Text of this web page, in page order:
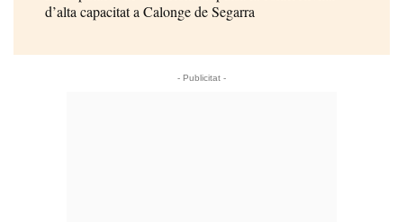
d’alta capacitat a Calonge de Segarra
- Publicitat -